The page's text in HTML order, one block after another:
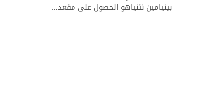
بينيامين نتنياهو الحصول على مقعد…